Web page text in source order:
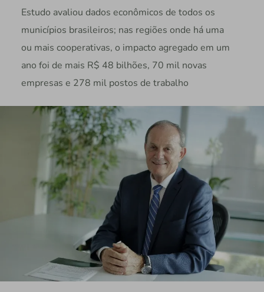
Estudo avaliou dados econômicos de todos os
municípios brasileiros; nas regiões onde há uma
ou mais cooperativas, o impacto agregado em um
ano foi de mais R$ 48 bilhões, 70 mil novas
empresas e 278 mil postos de trabalho